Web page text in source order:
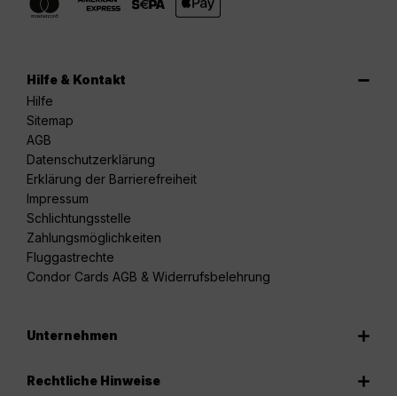
Hilfe & Kontakt
Hilfe
Sitemap
AGB
Datenschutzerklärung
Erklärung der Barrierefreiheit
Impressum
Schlichtungsstelle
Zahlungsmöglichkeiten
Fluggastrechte
Condor Cards AGB & Widerrufsbelehrung
Unternehmen
Rechtliche Hinweise